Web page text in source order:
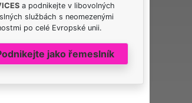
a podnikejte v libovolných
službách s neomezenými
po celé Evropské unii.
jako řemeslník